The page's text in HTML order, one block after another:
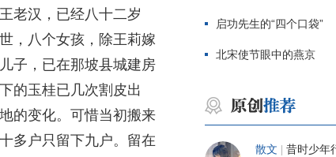
老汉，已经八十二岁
，八个女孩，除王莉嫁
子，已在那坡县城建房
的玉桂已几次割皮出
的变化。可惜当初搬来
多户只留下九户。留在
启功先生的“四个口袋”
北宋使节眼中的燕京
散文 昔时少年